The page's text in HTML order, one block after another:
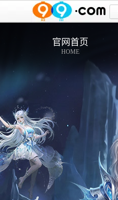
官网首页
HOME